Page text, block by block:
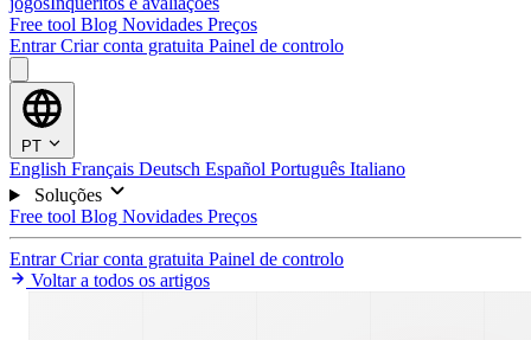
Free tool Blog Novidades Preços
EntrarCriar conta gratuita Painel de controlo
PT
English Français Deutsch Español Português Italiano
Soluções
Free tool Blog Novidades Preços
EntrarCriar conta gratuita Painel de controlo
Voltar a todos os artigos